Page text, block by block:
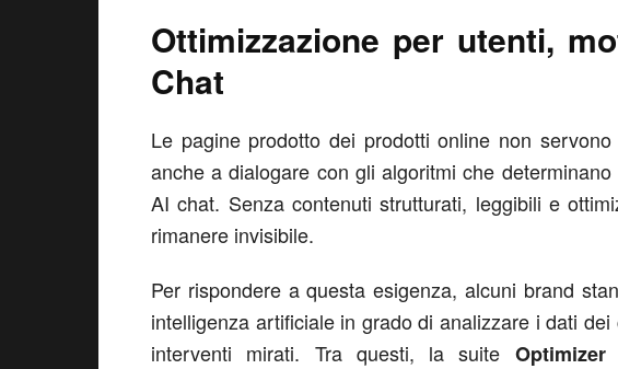
Ottimizzazione per utenti,
Chat
Le pagine prodotto dei prodotti online non
anche a dialogare con gli algoritmi che
AI chat. Senza contenuti strutturati, leggibili e
rimanere invisibile.
Per rispondere a questa esigenza, alcuni brand
intelligenza artificiale in grado di analizzare i dati
interventi mirati. Tra questi, la suite Optimizer